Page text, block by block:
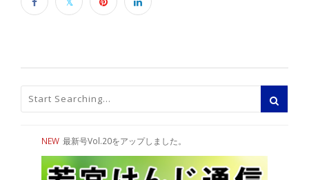
NEW 最新号Vol.20をアップしました。